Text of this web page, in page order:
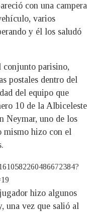
con una campera
varios
y él los saludó
conjunto parisino,
postales dentro del
del equipo que
10 de la Albiceleste
Neymar, uno de los
mismo hizo con el
hizo algunos
una vez que salió al